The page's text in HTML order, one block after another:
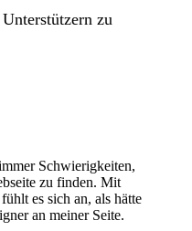
zu
Schwierigkeiten,
zu finden. Mit
es sich an, als hätte
an meiner Seite.